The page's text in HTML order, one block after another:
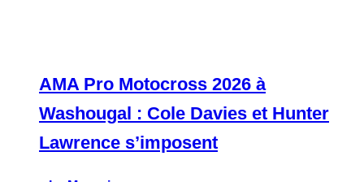
AMA Pro Motocross 2026 à
Washougal : Cole Davies et Hunter
Lawrence s’imposent